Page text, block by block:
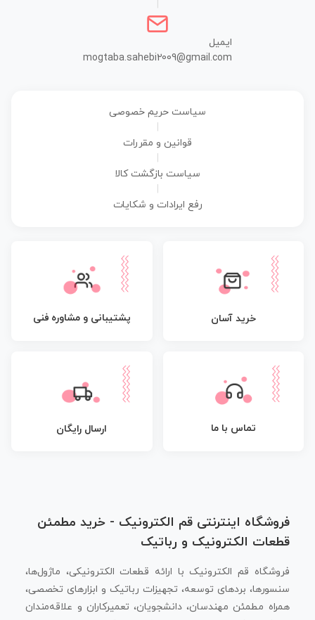
ایمیل
mogtaba.sahebi2009@gmail.com
سیاست حریم خصوصی
قوانین و مقررات
سیاست بازگشت کالا
رفع ایرادات و شکایات
خرید آسان پشتیبانی و مشاوره فنی
تماس با ما ارسال رایگان
فروشگاه اینترنتی قم الکترونیک - خرید مطمئن
قطعات الکترونیک و رباتیک
فروشگاه قم الکترونیک با ارائه قطعات الکترونیکی، ماژول‌ها،
سنسورها، بردهای توسعه، تجهیزات رباتیک و ابزارهای تخصصی،
همراه مطمئن مهندسان، دانشجویان، تعمیرکاران و علاقه‌مندان